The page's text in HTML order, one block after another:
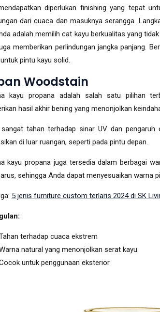
diperlukan finishing yang tepat
dari cuaca dan masuknya serangga.
adalah memilih cat kayu berkualitas yang
memberikan perlindungan jangka panjang.
pintu kayu solid.
Woodstain
kayu propana adalah salah satu pilihan
hasil akhir bening yang menonjolkan
tahan terhadap sinar UV dan
di luar ruangan, seperti pada pintu depan.
kayu propana juga tersedia dalam berbagai
sehingga Anda dapat menyesuaikan warna
5 jenis furniture custom terlaris 2024 di SK
terhadap cuaca ekstrem
natural yang menonjolkan serat kayu
untuk penggunaan eksterior